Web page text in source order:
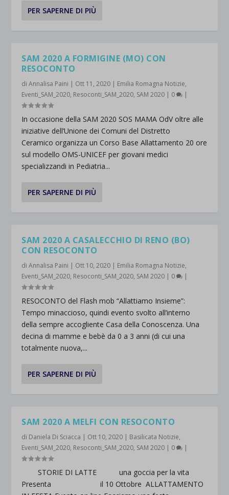
PER SAPERNE DI PIÙ
SAM 2020 A FORMIGINE (MO) CON
RESOCONTO
diAnnalisa Paini | Ott 11, 2020 | Emilia Romagna Notizie,
Eventi_SAM_2020, Resoconti_SAM_2020, SAM 2020 | 0 |
In occasione della SAM 2020 SOS MAMA OdV oltre alle
iniziative dell’Unione dei Comuni del Distretto
Ceramico organizza un Corso Base Allattamento 20 ore
sul modello OMS-UNICEF per giovani medici
specializzandi in Pediatria...
PER SAPERNE DI PIÙ
SAM 2020 A CASALECCHIO DI RENO (BO)
CON RESOCONTO
diAnnalisa Paini | Ott 10, 2020 | Emilia Romagna Notizie,
Eventi_SAM_2020, Resoconti_SAM_2020, SAM 2020 | 0 |
RESOCONTO del Flash mob “Allattiamo Insieme”:
Tempo minaccioso, quindi evento svolto all’interno
della sempre accogliente Casa della Conoscenza. Una
decina di mamme e bebè da 0 a 3 anni (di cui una
totalmente nuova,...
PER SAPERNE DI PIÙ
SAM 2020 A MELFI CON RESOCONTO
di Daniela Di Sciacca | Ott 10, 2020 | Basilicata Notizie,
Eventi_SAM_2020, Resoconti_SAM_2020, SAM 2020 | 0 |
STORIE DI LATTE una goccia per la vita
Presenta il 10 Ottobre ALLATTAMENTO